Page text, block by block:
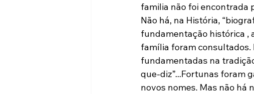
familia não foi encontrada
Não há, na História,
fundamentação histórica ,
família foram consultados.
fundamentadas na
que-diz”...Fortunas foram
novos nomes. Mas não há